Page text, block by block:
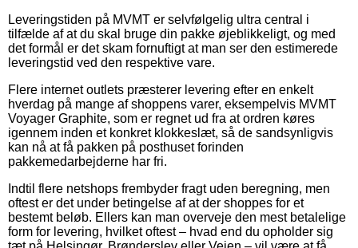
Leveringstiden på MVMT er selvfølgelig ultra central i
tilfælde af at du skal bruge din pakke øjeblikkeligt, og med
det formål er det skam fornuftigt at man ser den estimerede
leveringstid ved den respektive vare.
Flere internet outlets præsterer levering efter en enkelt
hverdag på mange af shoppens varer, eksempelvis MVMT
Voyager Graphite, som er regnet ud fra at ordren køres
igennem inden et konkret klokkeslæt, så de sandsynligvis
kan nå at få pakken på posthuset forinden
pakkemedarbejderne har fri.
Indtil flere netshops frembyder fragt uden beregning, men
oftest er det under betingelse af at der shoppes for et
bestemt beløb. Ellers kan man overveje den mest betalelige
form for levering, hvilket oftest – hvad end du opholder sig